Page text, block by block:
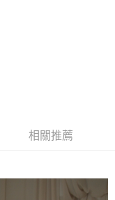
相關推薦